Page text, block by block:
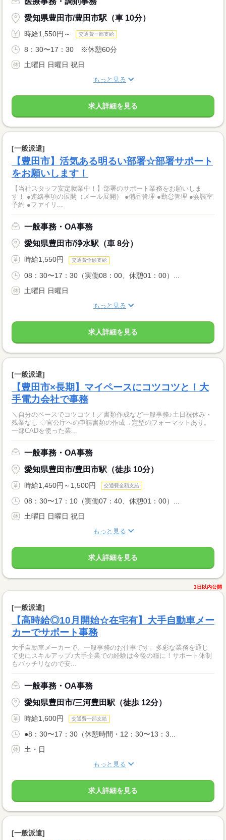
愛知県豊田市/豊田市駅（車 10分）
時給1,550円～ 交通費一部支給
8：30〜17：30 ※休憩60分
土曜日 日曜日 祝日
もっと見る
求人詳細を見る
[一般派遣]
【豊田市】活気ある明るい部署☆部署サポート
をお願いします！
【当社スタッフ安定就業中！】部署のサポート業務をお願いしま
す！ ●連絡事項の展開（メール展開） ●備品管理 ●勤怠管理 ●会議室
予約 ●ファイリ...
一般事務・OA事務
愛知県豊田市/浄水駅（車 8分）
時給1,550円 交通費全額支給
08：30〜17：30（実働08：00、休憩01：00）...
土曜日 日曜日
もっと見る
求人詳細を見る
[一般派遣]
【豊田市×長期】マイペースにコツコツと！大
手電力会社で事務
＼自分のペースでコツコツ！／書類作成など一般事務♪土日祝休み・
残業なし ◇官公庁への申請書類の作成→定型のフォーマットあり。
一部CADを使った業...
一般事務・OA事務
愛知県豊田市/豊田市駅（徒歩 10分）
時給1,450円～1,500円 交通費全額支給
08：30〜17：10（実働07：40、休憩01：00）...
土曜日 日曜日 祝日
もっと見る
求人詳細を見る
3日以内公開
[一般派遣]
【高時給◎10月開始☆在宅有】大手自動車メー
カーでサポート事務
大手自動車メーカーで、一般事務のお仕事です。多彩な業務を通じ
て更にスキルアップ♪大手企業での経験は今後の糧に！サポート体制
もバッチリなので安...
一般事務・OA事務
愛知県豊田市/三河豊田駅（徒歩 12分）
時給1,600円 交通費一部支給
●8：30〜17：30（休憩時間・12：30〜13：3...
土・日
もっと見る
求人詳細を見る
[一般派遣]